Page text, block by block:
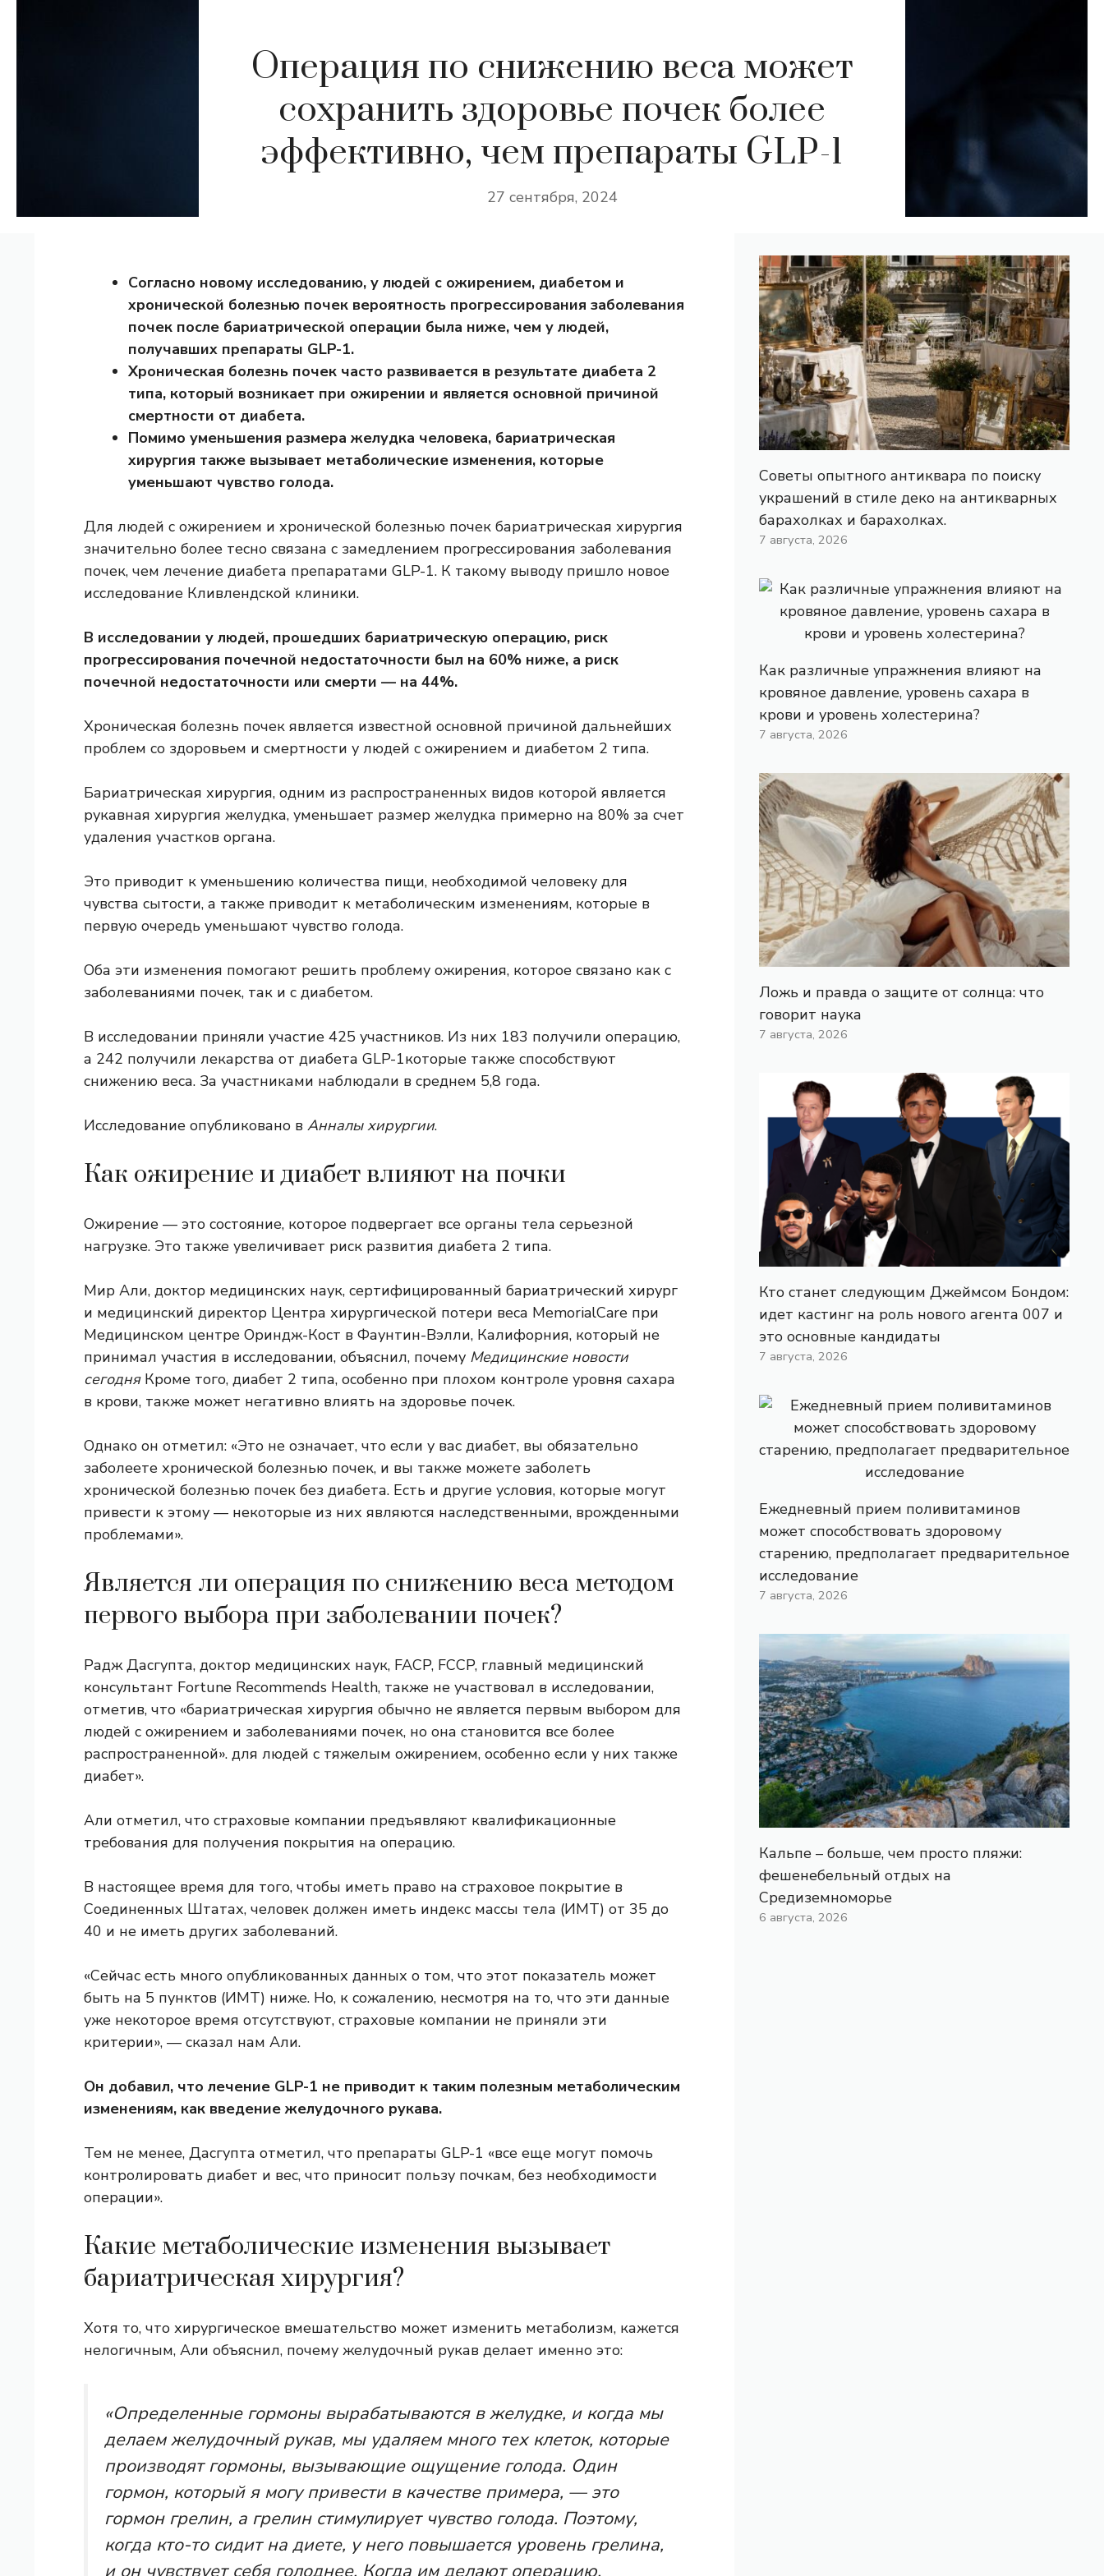
Операция по снижению веса может
сохранить здоровье почек более
эффективно, чем препараты GLP-1
27 сентября, 2024
Согласно новому исследованию, у людей с ожирением, диабетом и
хронической болезнью почек вероятность прогрессирования заболевания
почек после бариатрической операции была ниже, чем у людей,
получавших препараты GLP-1.
Хроническая болезнь почек часто развивается в результате диабета 2
типа, который возникает при ожирении и является основной причиной
смертности от диабета.
Помимо уменьшения размера желудка человека, бариатрическая
хирургия также вызывает метаболические изменения, которые
уменьшают чувство голода.
Для людей с ожирением и хронической болезнью почек бариатрическая хирургия
значительно более тесно связана с замедлением прогрессирования заболевания
почек, чем лечение диабета препаратами GLP-1. К такому выводу пришло новое
исследование Кливлендской клиники.
В исследовании у людей, прошедших бариатрическую операцию, риск
прогрессирования почечной недостаточности был на 60% ниже, а риск
почечной недостаточности или смерти — на 44%.
Хроническая болезнь почек является известной основной причиной дальнейших
проблем со здоровьем и смертности у людей с ожирением и диабетом 2 типа.
Бариатрическая хирургия, одним из распространенных видов которой является
рукавная хирургия желудка, уменьшает размер желудка примерно на 80% за счет
удаления участков органа.
Это приводит к уменьшению количества пищи, необходимой человеку для
чувства сытости, а также приводит к метаболическим изменениям, которые в
первую очередь уменьшают чувство голода.
Оба эти изменения помогают решить проблему ожирения, которое связано как с
заболеваниями почек, так и с диабетом.
В исследовании приняли участие 425 участников. Из них 183 получили операцию,
а 242 получили лекарства от диабета GLP-1которые также способствуют
снижению веса. За участниками наблюдали в среднем 5,8 года.
Исследование опубликовано в Анналы хирургии.
Как ожирение и диабет влияют на почки
Ожирение — это состояние, которое подвергает все органы тела серьезной
нагрузке. Это также увеличивает риск развития диабета 2 типа.
Мир Али, доктор медицинских наук, сертифицированный бариатрический хирург
и медицинский директор Центра хирургической потери веса MemorialCare при
Медицинском центре Ориндж-Кост в Фаунтин-Вэлли, Калифорния, который не
принимал участия в исследовании, объяснил, почему Медицинские новости
сегодняКроме того, диабет 2 типа, особенно при плохом контроле уровня сахара
в крови, также может негативно влиять на здоровье почек.
Однако он отметил: «Это не означает, что если у вас диабет, вы обязательно
заболеете хронической болезнью почек, и вы также можете заболеть
хронической болезнью почек без диабета. Есть и другие условия, которые могут
привести к этому — некоторые из них являются наследственными, врожденными
проблемами».
Является ли операция по снижению веса методом
первого выбора при заболевании почек?
Радж Дасгупта, доктор медицинских наук, FACP, FCCP, главный медицинский
консультант Fortune Recommends Health, также не участвовал в исследовании,
отметив, что «бариатрическая хирургия обычно не является первым выбором для
людей с ожирением и заболеваниями почек, но она становится все более
распространенной». для людей с тяжелым ожирением, особенно если у них также
диабет».
Али отметил, что страховые компании предъявляют квалификационные
требования для получения покрытия на операцию.
В настоящее время для того, чтобы иметь право на страховое покрытие в
Соединенных Штатах, человек должен иметь индекс массы тела (ИМТ) от 35 до
40 и не иметь других заболеваний.
«Сейчас есть много опубликованных данных о том, что этот показатель может
быть на 5 пунктов (ИМТ) ниже. Но, к сожалению, несмотря на то, что эти данные
уже некоторое время отсутствуют, страховые компании не приняли эти
критерии», — сказал нам Али.
Он добавил, что лечение GLP-1 не приводит к таким полезным метаболическим
изменениям, как введение желудочного рукава.
Тем не менее, Дасгупта отметил, что препараты GLP-1 «все еще могут помочь
контролировать диабет и вес, что приносит пользу почкам, без необходимости
операции».
Какие метаболические изменения вызывает
бариатрическая хирургия?
Хотя то, что хирургическое вмешательство может изменить метаболизм, кажется
нелогичным, Али объяснил, почему желудочный рукав делает именно это:
«Определенные гормоны вырабатываются в желудке, и когда мы
делаем желудочный рукав, мы удаляем много тех клеток, которые
производят гормоны, вызывающие ощущение голода. Один
гормон, который я могу привести в качестве примера, — это
гормон грелин, а грелин стимулирует чувство голода. Поэтому,
когда кто-то сидит на диете, у него повышается уровень грелина,
Советы опытного антиквара по поиску
украшений в стиле деко на антикварных
барахолках и барахолках.
7 августа, 2026
Как различные упражнения влияют на
кровяное давление, уровень сахара в
крови и уровень холестерина?
7 августа, 2026
Ложь и правда о защите от солнца: что
говорит наука
7 августа, 2026
Кто станет следующим Джеймсом Бондом:
идет кастинг на роль нового агента 007 и
это основные кандидаты
7 августа, 2026
Ежедневный прием поливитаминов
может способствовать здоровому
старению, предполагает предварительное
исследование
7 августа, 2026
Кальпе – больше, чем просто пляжи:
фешенебельный отдых на
Средиземноморье
6 августа, 2026